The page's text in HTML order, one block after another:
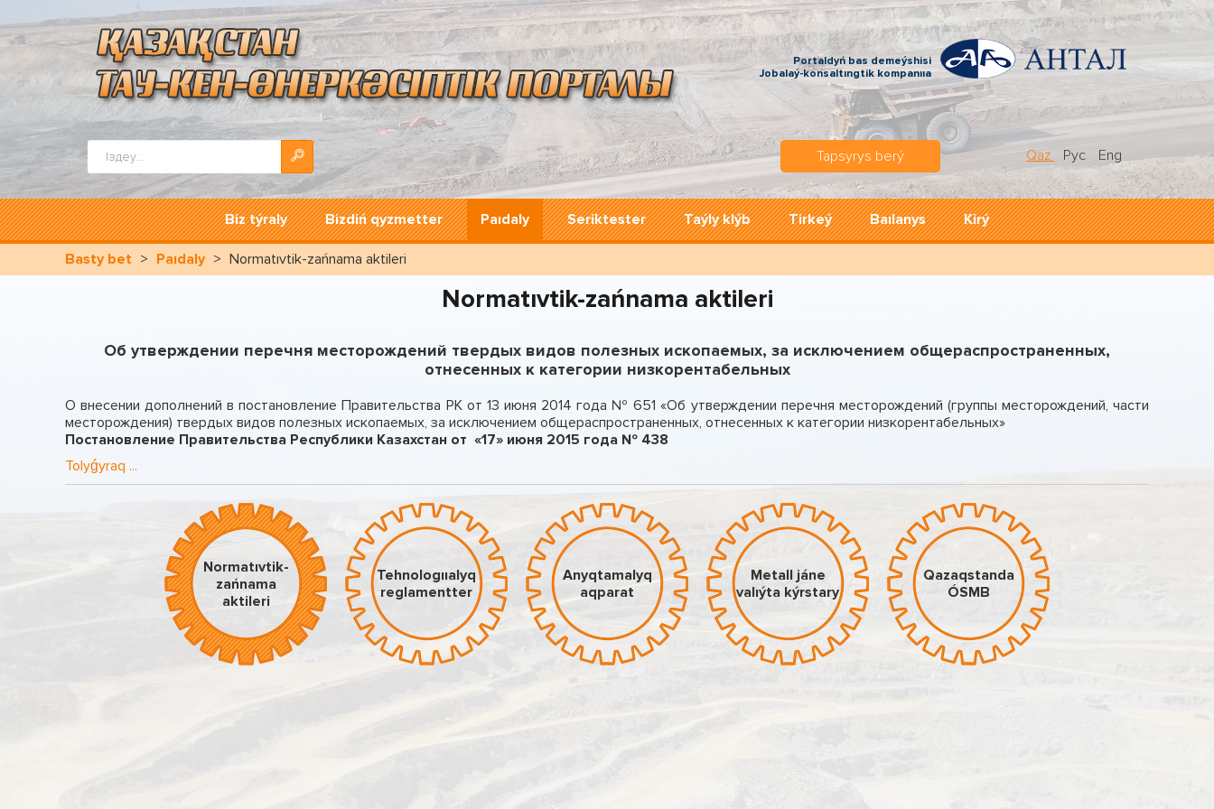
Portaldyń bas demeýshіsі
Jobalaý-konsaltıngtіk kompanııa
Tapsyrys berý Qaz Рус Eng
Bіz týraly Bіzdіń qyzmetter Paıdaly Serіktester Taýly klýb Tіrkeý Baılanys Kіrý
Basty bet > Paıdaly > Normatıvtіk-zańnama aktіlerі
Normatıvtіk-zańnama aktіlerі
Об утверждении перечня месторождений твердых видов полезных ископаемых, за исключением общераспространенных,
отнесенных к категории низкорентабельных
О внесении дополнений в постановление Правительства РК от 13 июня 2014 года № 651 «Об утверждении перечня месторождений (группы месторождений, части
месторождения) твердых видов полезных ископаемых, за исключением общераспространенных, отнесенных к категории низкорентабельных»
Постановление Правительства Республики Казахстан от «17» июня 2015 года № 438
Tolyǵyraq ...
Normatıvtіk-
zańnama
aktіlerі
Tehnologııalyq
reglamentter
Anyqtamalyq
aqparat
Metall jáne
valıýta kýrstary
Qazaqstanda
ÓSMB